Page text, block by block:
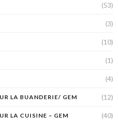
(53)
(3)
(10)
(1)
(4)
LA BUANDERIE/ GEM (12)
LA CUISINE – GEM (40)